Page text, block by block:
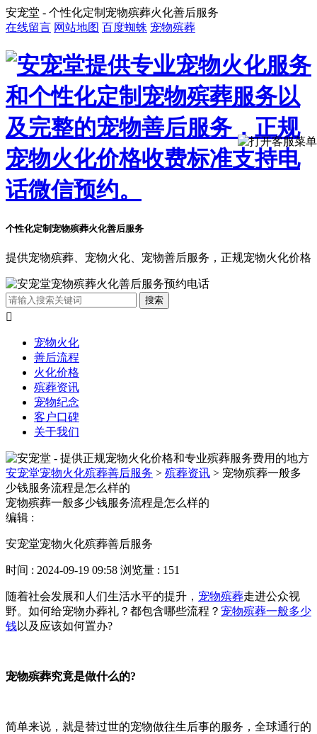
安宠堂 - 个性化定制宠物殡葬火化善后服务
在线留言 网站地图 百度蜘蛛 宠物殡葬
个性化定制宠物殡葬火化善后服务
提供宠物殡葬、宠物火化、宠物善后服务，正规宠物火化价格

宠物火化
善后流程
火化价格
殡葬资讯
宠物纪念
客户口碑
关于我们
安宠堂宠物火化殡葬善后服务 > 殡葬资讯 > 宠物殡葬一般多
少钱服务流程是怎么样的
宠物殡葬一般多少钱服务流程是怎么样的
编辑 :
安宠堂宠物火化殡葬善后服务
时间 : 2024-09-19 09:58 浏览量 : 151
随着社会发展和人们生活水平的提升， 宠物殡葬走进公众视
野。如何给宠物办葬礼？都包含哪些流程？ 宠物殡葬一般多少
钱以及应该如何置办?
宠物殡葬究竟是做什么的?
简单来说，就是替过世的宠物做往生后事的服务，全球通行的